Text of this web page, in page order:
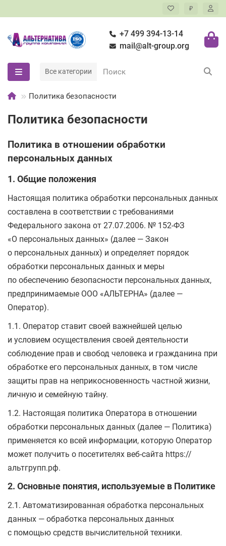
₽
+7 499 394-13-14
mail@alt-group.org
Все категории
Политика безопасности
Политика безопасности
Политика в отношении обработки
персональных данных
1. Общие положения
Настоящая политика обработки персональных данных
составлена в соответствии с требованиями
Федерального закона от 27.07.2006. № 152-ФЗ
«О персональных данных» (далее — Закон
о персональных данных) и определяет порядок
обработки персональных данных и меры
по обеспечению безопасности персональных данных,
предпринимаемые ООО «АЛЬТЕРНА» (далее —
Оператор).
1.1. Оператор ставит своей важнейшей целью
и условием осуществления своей деятельности
соблюдение прав и свобод человека и гражданина при
обработке его персональных данных, в том числе
защиты прав на неприкосновенность частной жизни,
личную и семейную тайну.
1.2. Настоящая политика Оператора в отношении
обработки персональных данных (далее — Политика)
применяется ко всей информации, которую Оператор
может получить о посетителях веб-сайта https://
альтгрупп.рф.
2. Основные понятия, используемые в Политике
2.1. Автоматизированная обработка персональных
данных — обработка персональных данных
с помощью средств вычислительной техники.